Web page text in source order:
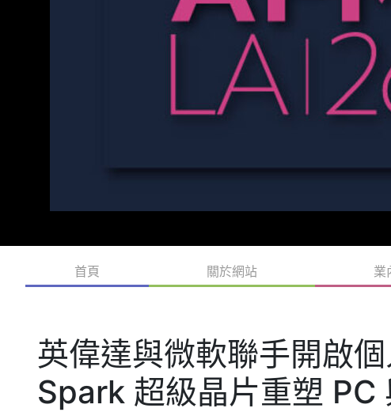
首頁 關於網站 業
英偉達與微軟聯手開啟
Spark 超級晶片重塑 PC